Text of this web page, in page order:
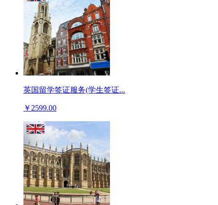
英国留学签证服务(学生签证...
￥2599.00